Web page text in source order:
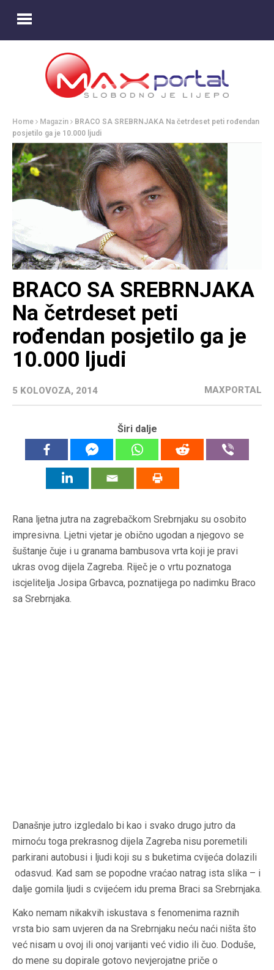
Home Magazin
BRACO SA SREBRNJAKA Na četrdeset peti rođendan
posjetilo ga je 10.000 ljudi
BRACO SA SREBRNJAKA
Na četrdeset peti
rođendan posjetilo ga je
10.000 ljudi
5 KOLOVOZA, 2014 MAXPORTAL
Širi dalje
Rana ljetna jutra na zagrebačkom Srebrnjaku su osobito
impresivna. Ljetni vjetar je obično ugodan a njegovo se
šuštanje čuje i u granama bambusova vrta koji je pravi
ukras ovog dijela Zagreba. Riječ je o vrtu poznatoga
iscjelitelja Josipa Grbavca, poznatijega po nadimku Braco
sa Srebrnjaka.
Današnje jutro izgledalo bi kao i svako drugo jutro da
mirnoću toga prekrasnog dijela Zagreba nisu poremetili
parkirani autobusi i ljudi koji su s buketima cvijeća dolazili
odasvud. Kad sam se popodne vraćao natrag ista slika – i
dalje gomila ljudi s cvijećem idu prema Braci sa Srebrnjaka.
Kako nemam nikakvih iskustava s fenomenima raznih
vrsta bio sam uvjeren da na Srebrnjaku neću naći ništa što
već nisam u ovoj ili onoj varijanti već vidio ili čuo. Doduše,
do mene su dopirale gotovo nevjerojatne priče o